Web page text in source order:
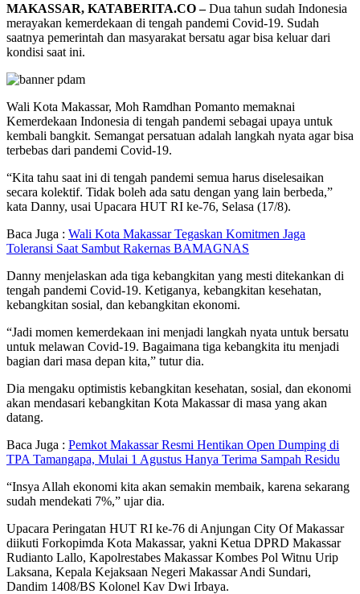
MAKASSAR, KATABERITA.CO –Dua tahun sudah Indonesia
merayakan kemerdekaan di tengah pandemi Covid-19. Sudah
saatnya pemerintah dan masyarakat bersatu agar bisa keluar dari
kondisi saat ini.
Wali Kota Makassar, Moh Ramdhan Pomanto memaknai
Kemerdekaan Indonesia di tengah pandemi sebagai upaya untuk
kembali bangkit. Semangat persatuan adalah langkah nyata agar bisa
terbebas dari pandemi Covid-19.
“Kita tahu saat ini di tengah pandemi semua harus diselesaikan
secara kolektif. Tidak boleh ada satu dengan yang lain berbeda,”
kata Danny, usai Upacara HUT RI ke-76, Selasa (17/8).
Baca Juga : Wali Kota Makassar Tegaskan Komitmen Jaga
Toleransi Saat Sambut Rakernas BAMAGNAS
Danny menjelaskan ada tiga kebangkitan yang mesti ditekankan di
tengah pandemi Covid-19. Ketiganya, kebangkitan kesehatan,
kebangkitan sosial, dan kebangkitan ekonomi.
“Jadi momen kemerdekaan ini menjadi langkah nyata untuk bersatu
untuk melawan Covid-19. Bagaimana tiga kebangkita itu menjadi
bagian dari masa depan kita,” tutur dia.
Dia mengaku optimistis kebangkitan kesehatan, sosial, dan ekonomi
akan mendasari kebangkitan Kota Makassar di masa yang akan
datang.
Baca Juga : Pemkot Makassar Resmi Hentikan Open Dumping di
TPA Tamangapa, Mulai 1 Agustus Hanya Terima Sampah Residu
“Insya Allah ekonomi kita akan semakin membaik, karena sekarang
sudah mendekati 7%,” ujar dia.
Upacara Peringatan HUT RI ke-76 di Anjungan City Of Makassar
diikuti Forkopimda Kota Makassar, yakni Ketua DPRD Makassar
Rudianto Lallo, Kapolrestabes Makassar Kombes Pol Witnu Urip
Laksana, Kepala Kejaksaan Negeri Makassar Andi Sundari,
Dandim 1408/BS Kolonel Kav Dwi Irbaya.